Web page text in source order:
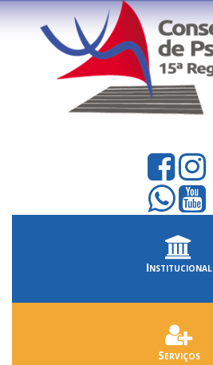
Institucional
Serviços